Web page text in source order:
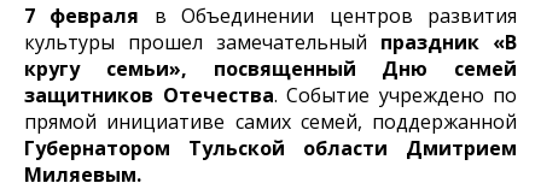
7 февраля в Объединении центров развития
культуры прошел замечательный праздник «В
кругу семьи», посвященный Дню семей
защитников Отечества. Событие учреждено по
прямой инициативе самих семей, поддержанной
Губернатором Тульской области Дмитрием
Миляевым.